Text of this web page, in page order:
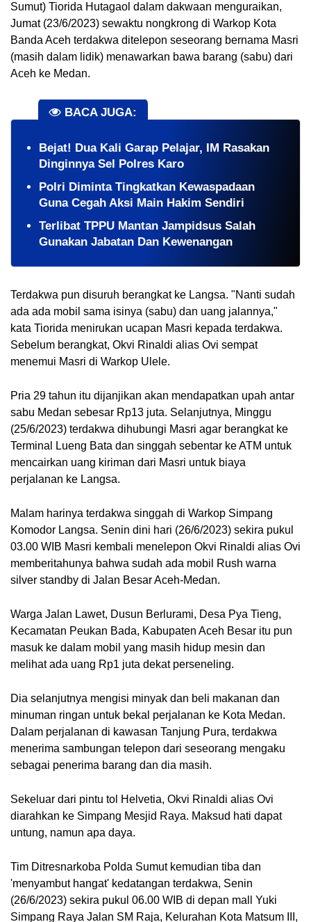
Sumut) Tiorida Hutagaol dalam dakwaan menguraikan,
Jumat (23/6/2023) sewaktu nongkrong di Warkop Kota
Banda Aceh terdakwa ditelepon seseorang bernama Masri
(masih dalam lidik) menawarkan bawa barang (sabu) dari
Aceh ke Medan.
BACA JUGA:
​Bejat! Dua Kali Garap Pelajar, IM Rasakan
Dinginnya Sel Polres Karo
Polri Diminta Tingkatkan Kewaspadaan
Guna Cegah Aksi Main Hakim Sendiri
Terlibat TPPU Mantan Jampidsus Salah
Gunakan Jabatan Dan Kewenangan
Terdakwa pun disuruh berangkat ke Langsa. "Nanti sudah
ada ada mobil sama isinya (sabu) dan uang jalannya,"
kata Tiorida menirukan ucapan Masri kepada terdakwa.
Sebelum berangkat, Okvi Rinaldi alias Ovi sempat
menemui Masri di Warkop Ulele.
Pria 29 tahun itu dijanjikan akan mendapatkan upah antar
sabu Medan sebesar Rp13 juta. Selanjutnya, Minggu
(25/6/2023) terdakwa dihubungi Masri agar berangkat ke
Terminal Lueng Bata dan singgah sebentar ke ATM untuk
mencairkan uang kiriman dari Masri untuk biaya
perjalanan ke Langsa.
Malam harinya terdakwa singgah di Warkop Simpang
Komodor Langsa. Senin dini hari (26/6/2023) sekira pukul
03.00 WIB Masri kembali menelepon Okvi Rinaldi alias Ovi
memberitahunya bahwa sudah ada mobil Rush warna
silver standby di Jalan Besar Aceh-Medan.
Warga Jalan Lawet, Dusun Berlurami, Desa Pya Tieng,
Kecamatan Peukan Bada, Kabupaten Aceh Besar itu pun
masuk ke dalam mobil yang masih hidup mesin dan
melihat ada uang Rp1 juta dekat perseneling.
Dia selanjutnya mengisi minyak dan beli makanan dan
minuman ringan untuk bekal perjalanan ke Kota Medan.
Dalam perjalanan di kawasan Tanjung Pura, terdakwa
menerima sambungan telepon dari seseorang mengaku
sebagai penerima barang dan dia masih.
Sekeluar dari pintu tol Helvetia, Okvi Rinaldi alias Ovi
diarahkan ke Simpang Mesjid Raya. Maksud hati dapat
untung, namun apa daya.
Tim Ditresnarkoba Polda Sumut kemudian tiba dan
'menyambut hangat' kedatangan terdakwa, Senin
(26/6/2023) sekira pukul 06.00 WIB di depan mall Yuki
Simpang Raya Jalan SM Raja, Kelurahan Kota Matsum III,